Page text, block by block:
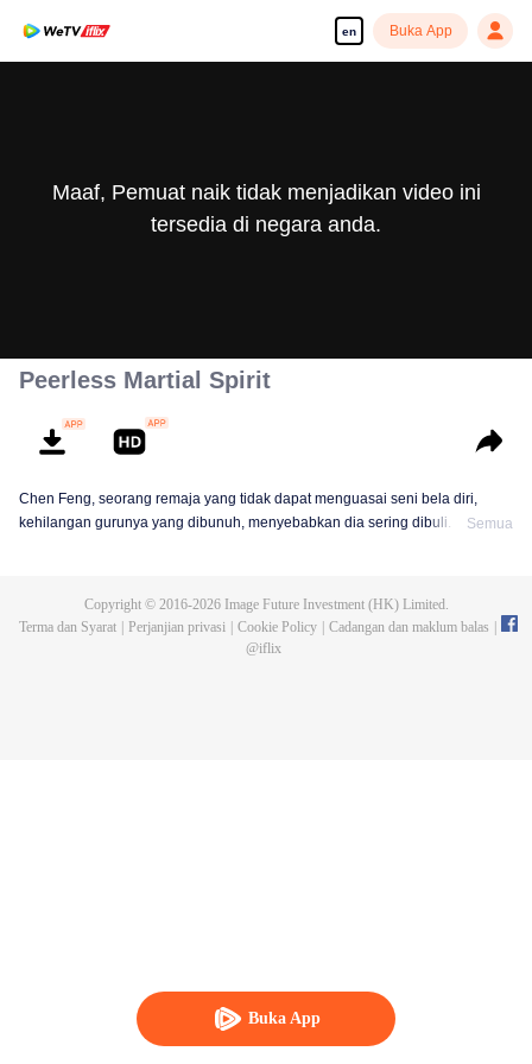
en Buka App
Buka App
Maaf, Pemuat naik tidak menjadikan video ini
tersedia di negara anda.
Peerless Martial Spirit
Chen Feng, seorang remaja yang tidak dapat menguasai seni bela diri,
kehilangan gurunya yang dibunuh, menyebabkan dia sering dibuli. Selama
Semua
Copyright © 2016-2026Image Future Investment (HK) Limited.
Terma dan Syarat
Perjanjian privasi Cookie Policy Cadangan dan maklum balas
@iflix